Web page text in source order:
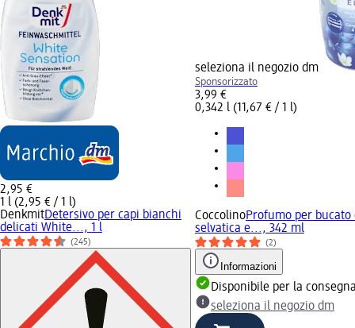
2,95 €
1 l (2,95 € / 1 l)
DenkmitDetersivo per capi bianchi
delicati White..., 1 l
(245)
seleziona il negozio dm
Sponsorizzato
3,99 €
0,342 l (11,67 € / 1 l)
CoccolinoProfumo per
selvatica e..., 342 ml
(2)
Informazioni
Disponibile per la
seleziona il negozio dm